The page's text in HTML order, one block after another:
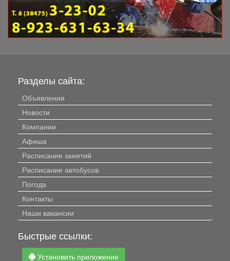
Разделы сайта:
Объявления
Новости
Компании
Афиша
Расписание занятий
Расписание автобусов
Погода
Контакты
Наши вакансии
Быстрые ссылки:
Установить приложение